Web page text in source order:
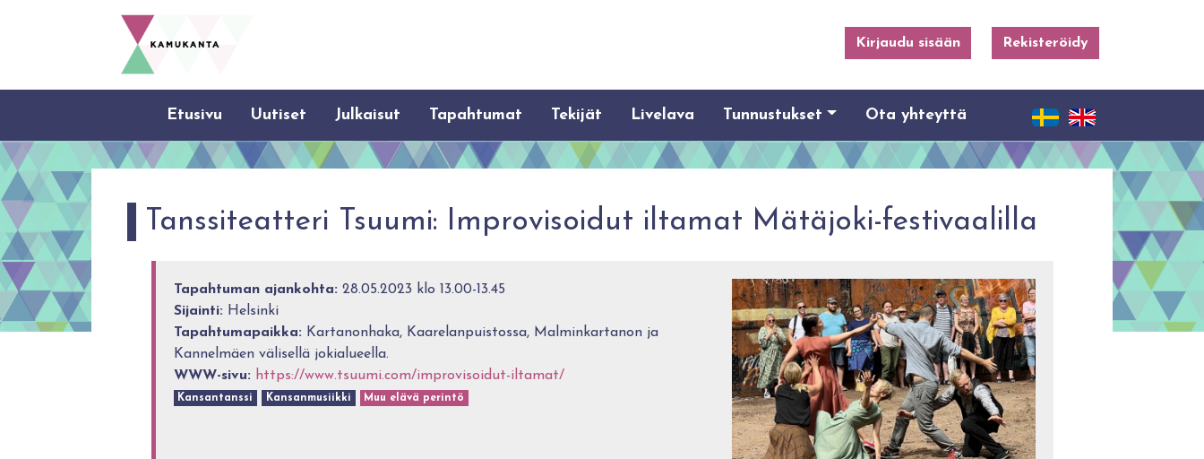
Kirjaudu sisään Rekisteröidy
Etusivu Uutiset Julkaisut Tapahtumat Tekijät Livelava Tunnustukset Ota yhteyttä
Tanssiteatteri Tsuumi: Improvisoidut iltamat Mätäjoki-festivaalilla
Tapahtuman ajankohta: 28.05.2023 klo 13.00-13.45
Sijainti: Helsinki
Tapahtumapaikka: Kartanonhaka, Kaarelanpuistossa, Malminkartanon ja
Kannelmäen välisellä jokialueella.
WWW-sivu: https://www.tsuumi.com/improvisoidut-iltamat/
Kansantanssi Kansanmusiikki Muu elävä perintö